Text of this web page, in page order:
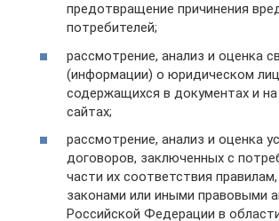
предотвращение причинения
потребителей;
рассмотрение, анализ и оценка
(информации) о юридическом
содержащихся в документах и
сайтах;
рассмотрение, анализ и оценка
договоров, заключенных с
части их соответствия
законами или иными правовыми
Российской Федерации в